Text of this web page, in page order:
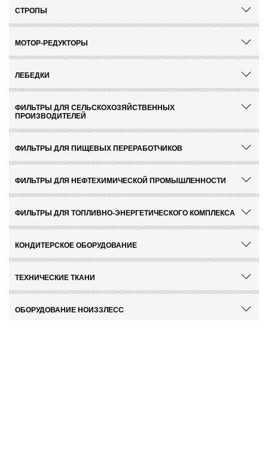
СТРОПЫ
МОТОР-РЕДУКТОРЫ
ЛЕБЕДКИ
ФИЛЬТРЫ ДЛЯ СЕЛЬСКОХОЗЯЙСТВЕННЫХ
ПРОИЗВОДИТЕЛЕЙ
ФИЛЬТРЫ ДЛЯ ПИЩЕВЫХ ПЕРЕРАБОТЧИКОВ
ФИЛЬТРЫ ДЛЯ НЕФТЕХИМИЧЕСКОЙ ПРОМЫШЛЕННОСТИ
ФИЛЬТРЫ ДЛЯ ТОПЛИВНО-ЭНЕРГЕТИЧЕСКОГО КОМПЛЕКСА
КОНДИТЕРСКОЕ ОБОРУДОВАНИЕ
ТЕХНИЧЕСКИЕ ТКАНИ
ОБОРУДОВАНИЕ НОИЗЗЛЕСС